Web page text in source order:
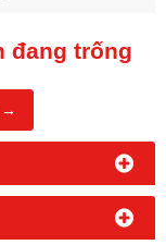
đang trống
→